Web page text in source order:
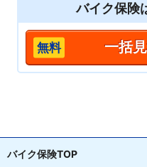
バイク保険
一括
バイク保険TOP